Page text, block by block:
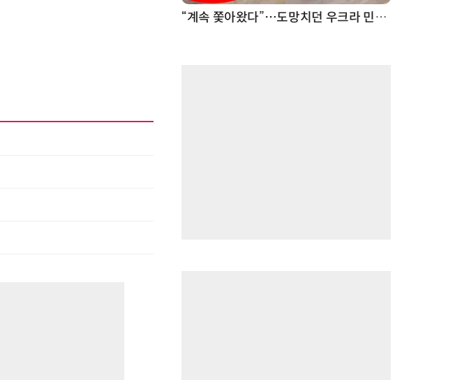
“계속 쫓아왔다”…도망치던 우크라 민간인 공격한 러 자폭 드론